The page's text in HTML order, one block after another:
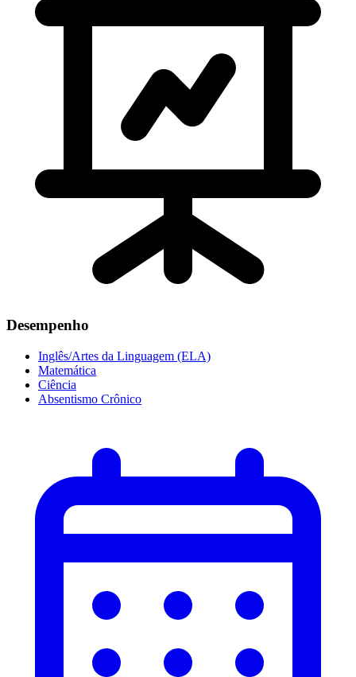
Desempenho
Inglês/Artes da Linguagem (ELA)
Matemática
Ciência
Absentismo Crônico